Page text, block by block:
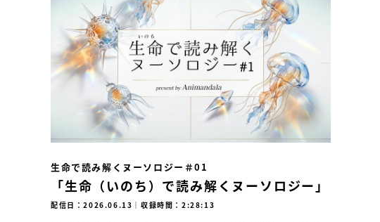
生命で読み解くヌーソロジー＃01
「生命（いのち）で読み解くヌーソロジー」
配信日：2026.06.13 ｜収録時間：2:28:13